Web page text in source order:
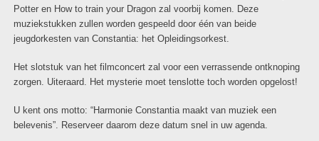
Potter en How to train your Dragon zal voorbij komen. Deze
muziekstukken zullen worden gespeeld door één van beide
jeugdorkesten van Constantia: het Opleidingsorkest.
Het slotstuk van het filmconcert zal voor een verrassende ontknoping
zorgen. Uiteraard. Het mysterie moet tenslotte toch worden opgelost!
U kent ons motto: “Harmonie Constantia maakt van muziek een
belevenis”. Reserveer daarom deze datum snel in uw agenda.